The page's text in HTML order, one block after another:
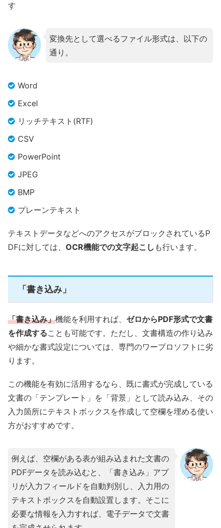
す
変換先として選べるファイル形式は、以下の
通り。
Word
Excel
リッチテキスト(RTF)
CSV
PowerPoint
JPEG
BMP
プレーンテキスト
テキストデータなどへのアクセスがブロックされているP
DFに対しては、 OCR機能での文字起こし も行います。
「書き込み」
「書き込み」機能を利用すれば、 ゼロからPDF形式で文書
を作成することも可能です。ただし、文書構造の作り込み
や細かな書式設定については、専門のワープロソフトに劣
ります。
この機能を有効に活用するなら、既に書式が完成している
文書の「テンプレート」を「背景」として読み込み、その
入力箇所にテキストボックスを作成して空欄を埋める使い
方がおすすめです。
例えば、空欄がある表が組み込まれた文書の
PDFデータを読み込むと、「書き込み」アプ
リが入力フィールドを自動判別し、入力用の
テキストボックスを自動設置します。そこに
必要な情報を入力すれば、電子データで文書